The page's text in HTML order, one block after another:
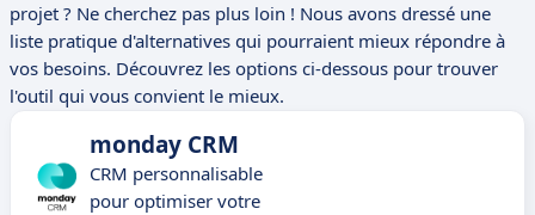
projet ? Ne cherchez pas plus loin ! Nous avons dressé une
liste pratique d'alternatives qui pourraient mieux répondre à
vos besoins. Découvrez les options ci-dessous pour trouver
l'outil qui vous convient le mieux.
monday CRM
CRM personnalisable
pour optimiser votre